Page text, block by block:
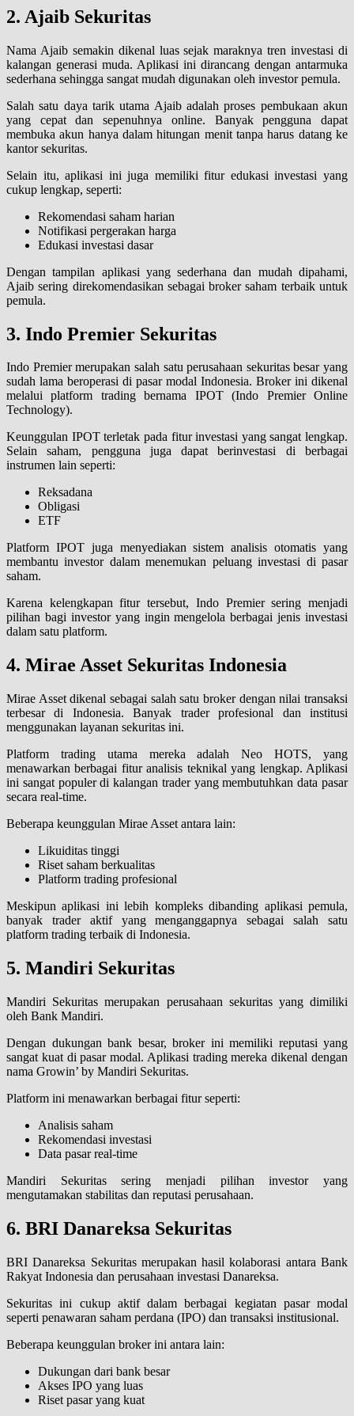
2. Ajaib Sekuritas
Nama Ajaib semakin dikenal luas sejak maraknya tren investasi di
kalangan generasi muda. Aplikasi ini dirancang dengan antarmuka
sederhana sehingga sangat mudah digunakan oleh investor pemula.
Salah satu daya tarik utama Ajaib adalah proses pembukaan akun
yang cepat dan sepenuhnya online. Banyak pengguna dapat
membuka akun hanya dalam hitungan menit tanpa harus datang ke
kantor sekuritas.
Selain itu, aplikasi ini juga memiliki fitur edukasi investasi yang
cukup lengkap, seperti:
Rekomendasi saham harian
Notifikasi pergerakan harga
Edukasi investasi dasar
Dengan tampilan aplikasi yang sederhana dan mudah dipahami,
Ajaib sering direkomendasikan sebagai broker saham terbaik untuk
pemula.
3. Indo Premier Sekuritas
Indo Premier merupakan salah satu perusahaan sekuritas besar yang
sudah lama beroperasi di pasar modal Indonesia. Broker ini dikenal
melalui platform trading bernama IPOT (Indo Premier Online
Technology).
Keunggulan IPOT terletak pada fitur investasi yang sangat lengkap.
Selain saham, pengguna juga dapat berinvestasi di berbagai
instrumen lain seperti:
Reksadana
Obligasi
ETF
Platform IPOT juga menyediakan sistem analisis otomatis yang
membantu investor dalam menemukan peluang investasi di pasar
saham.
Karena kelengkapan fitur tersebut, Indo Premier sering menjadi
pilihan bagi investor yang ingin mengelola berbagai jenis investasi
dalam satu platform.
4. Mirae Asset Sekuritas Indonesia
Mirae Asset dikenal sebagai salah satu broker dengan nilai transaksi
terbesar di Indonesia. Banyak trader profesional dan institusi
menggunakan layanan sekuritas ini.
Platform trading utama mereka adalah Neo HOTS, yang
menawarkan berbagai fitur analisis teknikal yang lengkap. Aplikasi
ini sangat populer di kalangan trader yang membutuhkan data pasar
secara real-time.
Beberapa keunggulan Mirae Asset antara lain:
Likuiditas tinggi
Riset saham berkualitas
Platform trading profesional
Meskipun aplikasi ini lebih kompleks dibanding aplikasi pemula,
banyak trader aktif yang menganggapnya sebagai salah satu
platform trading terbaik di Indonesia.
5. Mandiri Sekuritas
Mandiri Sekuritas merupakan perusahaan sekuritas yang dimiliki
oleh Bank Mandiri.
Dengan dukungan bank besar, broker ini memiliki reputasi yang
sangat kuat di pasar modal. Aplikasi trading mereka dikenal dengan
nama Growin’ by Mandiri Sekuritas.
Platform ini menawarkan berbagai fitur seperti:
Analisis saham
Rekomendasi investasi
Data pasar real-time
Mandiri Sekuritas sering menjadi pilihan investor yang
mengutamakan stabilitas dan reputasi perusahaan.
6. BRI Danareksa Sekuritas
BRI Danareksa Sekuritas merupakan hasil kolaborasi antara Bank
Rakyat Indonesia dan perusahaan investasi Danareksa.
Sekuritas ini cukup aktif dalam berbagai kegiatan pasar modal
seperti penawaran saham perdana (IPO) dan transaksi institusional.
Beberapa keunggulan broker ini antara lain:
Dukungan dari bank besar
Akses IPO yang luas
Riset pasar yang kuat